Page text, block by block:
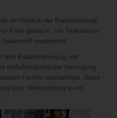
ein Hund in der Brandwohnung
Freie gebracht, mit Trinkwasser
verabreicht.
dem Katastrophenzug und
notfallmedizinische Versorgung
Familie übernahmen. Diese
bzw. Untersuchung in ein